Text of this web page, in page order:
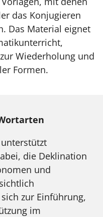
das Konjugieren
Das Material eignet
Wiederholung und
Formen.
die Deklination
und
zur Einführung,
im